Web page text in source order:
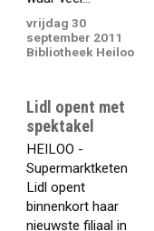
vrijdag 30
september 2011
Bibliotheek Heiloo
Lidl opent met
spektakel
HEILOO -
Supermarktketen
Lidl opent
binnenkort haar
nieuwste filiaal in